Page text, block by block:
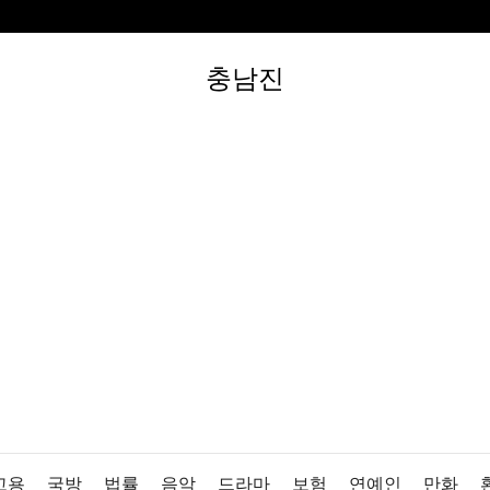
충남진
용 국방 법률 음악 드라마 보험 연예인 만화